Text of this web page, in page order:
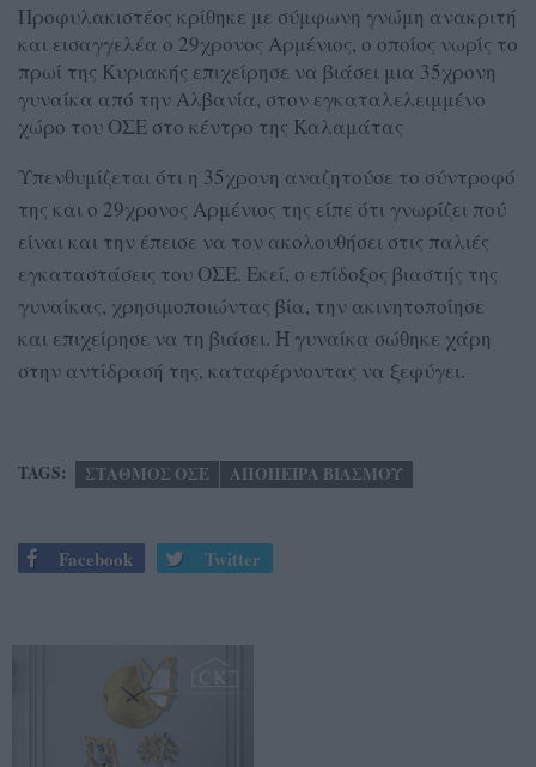
Προφυλακιστέος κρίθηκε με σύμφωνη γνώμη ανακριτή
και εισαγγελέα ο 29χρονος Αρμένιος, ο οποίος νωρίς το
πρωί της Κυριακής επιχείρησε να βιάσει μια 35χρονη
γυναίκα από την Αλβανία, στον εγκαταλελειμμένο
χώρο του ΟΣΕ στο κέντρο της Καλαμάτας
Υπενθυμίζεται ότι η 35χρονη αναζητούσε το σύντροφό
της και ο 29χρονος Αρμένιος της είπε ότι γνωρίζει πού
είναι και την έπεισε να τον ακολουθήσει στις παλιές
εγκαταστάσεις του ΟΣΕ. Εκεί, ο επίδοξος βιαστής της
γυναίκας, χρησιμοποιώντας βία, την ακινητοποίησε
και επιχείρησε να τη βιάσει. Η γυναίκα σώθηκε χάρη
στην αντίδρασή της, καταφέρνοντας να ξεφύγει.
TAGS: ΣΤΑΘΜΟΣ ΟΣΕ ΑΠΟΠΕΙΡΑ ΒΙΑΣΜΟΥ
Facebook Twitter